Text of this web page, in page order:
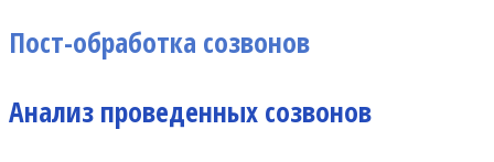
Пост-обработка созвонов
Анализ проведенных созвонов